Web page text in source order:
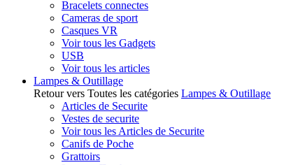
Bracelets connectes
Cameras de sport
Casques VR
Voir tous les Gadgets
USB
Voir tous les articles
Lampes & Outillage
Retour vers Toutes les catégories Lampes & Outillage
Articles de Securite
Vestes de securite
Voir tous les Articles de Securite
Canifs de Poche
Grattoirs